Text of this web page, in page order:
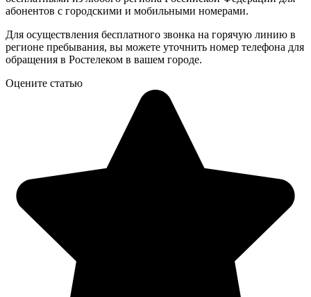
абонентов с городскими и мобильными номерами.
Для осуществления бесплатного звонка на горячую линию в
регионе пребывания, вы можете уточнить номер телефона для
обращения в Ростелеком в вашем городе.
Оцените статью